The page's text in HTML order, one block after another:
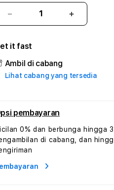
Kurangi
jumlah
AMUTOGEL
:
True
Iconic
Digital
Human
AI
dan
Karakter
Digital
Tambah
jumlah
True
Iconic
Human
AI
it fast
Ambil di cabang
Lihat cabang yang tersedia
pembayaran
0% dan berbunga hingga
di cabang, dan